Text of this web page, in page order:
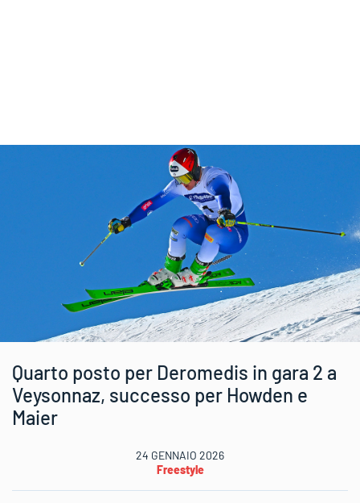
Quarto posto per Deromedis in gara 2 a
Veysonnaz, successo per Howden e
Maier
24 GENNAIO 2026
Freestyle